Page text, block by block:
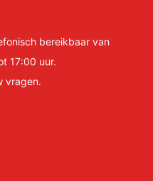
bereikbaar van
17:00 uur.
vragen.